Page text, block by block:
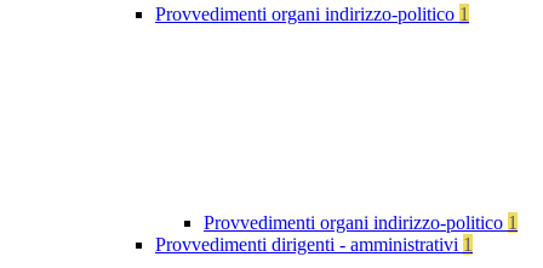
Provvedimenti organi indirizzo-politico 1
Provvedimenti organi indirizzo-politico 1
Provvedimenti dirigenti - amministrativi 1